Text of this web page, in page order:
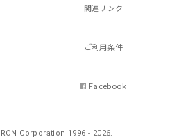
関連リンク
ご利用条件
Facebook
Corporation 1996 - 2026.